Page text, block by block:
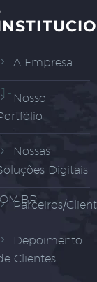
A Empresa
Nosso
Nossas
Digitais
Parceiros/
Depoimento
Clientes